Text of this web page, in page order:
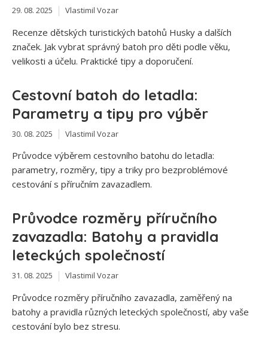
29. 08. 2025 Vlastimil Vozar
Recenze dětských turistických batohů Husky a dalších
značek. Jak vybrat správný batoh pro děti podle věku,
velikosti a účelu. Praktické tipy a doporučení.
Cestovní batoh do letadla:
Parametry a tipy pro výběr
30. 08. 2025 Vlastimil Vozar
Průvodce výběrem cestovního batohu do letadla:
parametry, rozměry, tipy a triky pro bezproblémové
cestování s příručním zavazadlem.
Průvodce rozměry příručního
zavazadla: Batohy a pravidla
leteckých společností
31. 08. 2025 Vlastimil Vozar
Průvodce rozměry příručního zavazadla, zaměřený na
batohy a pravidla různých leteckých společností, aby vaše
cestování bylo bez stresu.